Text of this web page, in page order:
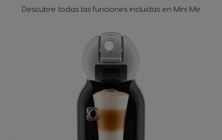
Descubre todas las funciones incluidas en Mini Me